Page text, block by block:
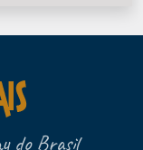
do Brasil